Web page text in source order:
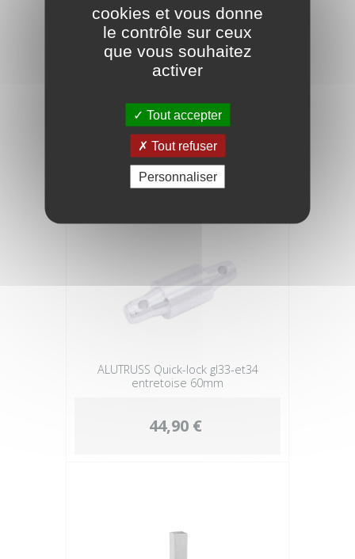
17,26 €
ALUTRUSS Quick-lock gl33-et34
entretoise 60mm
44,90 €
cookies et vous donne
le contrôle sur ceux
que vous souhaitez
activer
Tout accepter
Tout refuser
Personnaliser